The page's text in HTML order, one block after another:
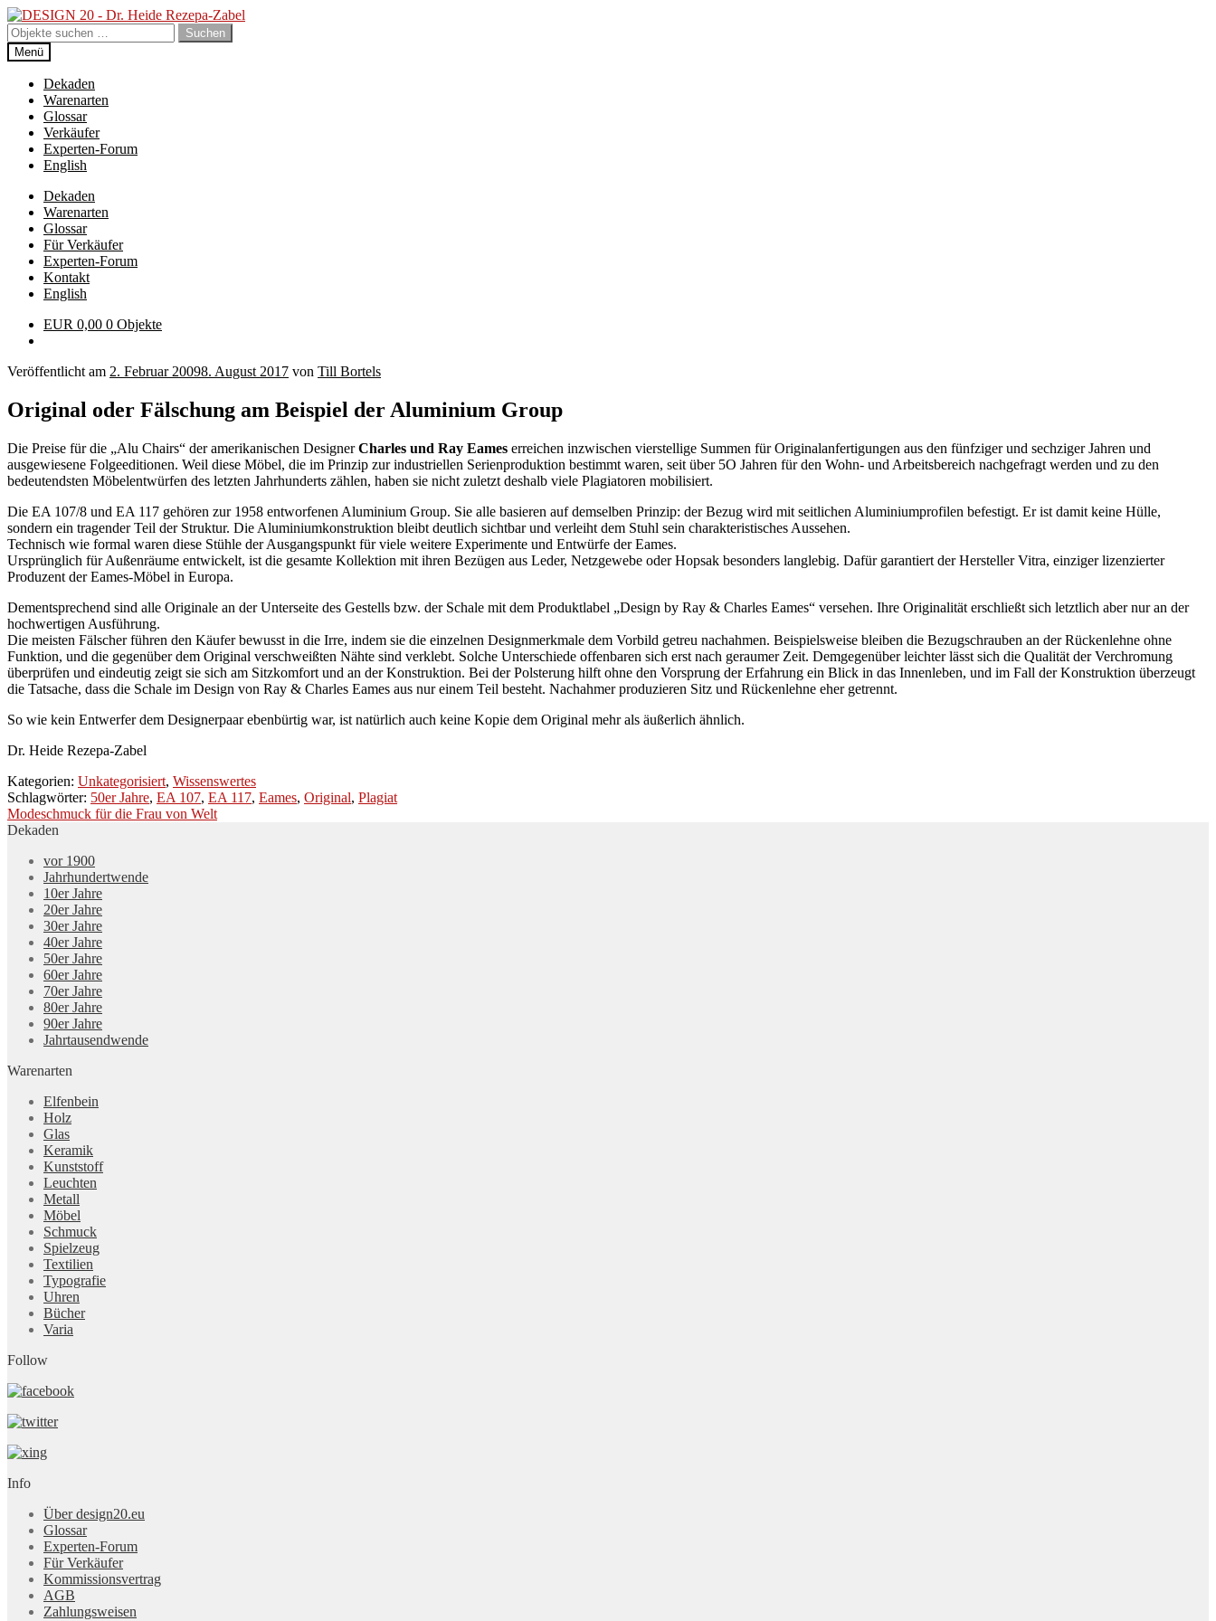
Zur
Navigation
springen
Zum
Inhalt
springen
Suchen
nach:
Suchen
Menü
Dekaden
Warenarten
Glossar
Verkäufer
Experten-Forum
English
Dekaden
Warenarten
Glossar
Für Verkäufer
Experten-Forum
Kontakt
English
EUR 0,00 0 Objekte
Veröffentlicht am 2. Februar 20098. August 2017 von Till Bortels
Original oder Fälschung am Beispiel der Aluminium Group
Die Preise für die „Alu Chairs“ der amerikanischen DesignerCharles und Ray Eames erreichen inzwischen vierstellige Summen für Originalanfertigungen aus den fünfziger und sechziger Jahren und
ausgewiesene Folgeeditionen. Weil diese Möbel, die im Prinzip zur industriellen Serienproduktion bestimmt waren, seit über 5O Jahren für den Wohn- und Arbeitsbereich nachgefragt werden und zu den
bedeutendsten Möbelentwürfen des letzten Jahrhunderts zählen, haben sie nicht zuletzt deshalb viele Plagiatoren mobilisiert.
Die EA 107/8 und EA 117 gehören zur 1958 entworfenen Aluminium Group. Sie alle basieren auf demselben Prinzip: der Bezug wird mit seitlichen Aluminiumprofilen befestigt. Er ist damit keine Hülle,
sondern ein tragender Teil der Struktur. Die Aluminiumkonstruktion bleibt deutlich sichtbar und verleiht dem Stuhl sein charakteristisches Aussehen.
Technisch wie formal waren diese Stühle der Ausgangspunkt für viele weitere Experimente und Entwürfe der Eames.
Ursprünglich für Außenräume entwickelt, ist die gesamte Kollektion mit ihren Bezügen aus Leder, Netzgewebe oder Hopsak besonders langlebig. Dafür garantiert der Hersteller Vitra, einziger lizenzierter
Produzent der Eames-Möbel in Europa.
Dementsprechend sind alle Originale an der Unterseite des Gestells bzw. der Schale mit dem Produktlabel „Design by Ray & Charles Eames“ versehen. Ihre Originalität erschließt sich letztlich aber nur an der
hochwertigen Ausführung.
Die meisten Fälscher führen den Käufer bewusst in die Irre, indem sie die einzelnen Designmerkmale dem Vorbild getreu nachahmen. Beispielsweise bleiben die Bezugschrauben an der Rückenlehne ohne
Funktion, und die gegenüber dem Original verschweißten Nähte sind verklebt. Solche Unterschiede offenbaren sich erst nach geraumer Zeit. Demgegenüber leichter lässt sich die Qualität der Verchromung
überprüfen und eindeutig zeigt sie sich am Sitzkomfort und an der Konstruktion. Bei der Polsterung hilft ohne den Vorsprung der Erfahrung ein Blick in das Innenleben, und im Fall der Konstruktion überzeugt
die Tatsache, dass die Schale im Design von Ray & Charles Eames aus nur einem Teil besteht. Nachahmer produzieren Sitz und Rückenlehne eher getrennt.
So wie kein Entwerfer dem Designerpaar ebenbürtig war, ist natürlich auch keine Kopie dem Original mehr als äußerlich ähnlich.
Dr. Heide Rezepa-Zabel
Kategorien: Unkategorisiert, Wissenswertes
Schlagwörter: 50er Jahre, EA 107, EA 117, Eames, Original, Plagiat
Beitragsnavigation
Nächster
Beitrag:
Modeschmuck für die Frau von Welt
Dekaden
vor 1900
Jahrhundertwende
10er Jahre
20er Jahre
30er Jahre
40er Jahre
50er Jahre
60er Jahre
70er Jahre
80er Jahre
90er Jahre
Jahrtausendwende
Warenarten
Elfenbein
Holz
Glas
Keramik
Kunststoff
Leuchten
Metall
Möbel
Schmuck
Spielzeug
Textilien
Typografie
Uhren
Bücher
Varia
Follow
Info
Über design20.eu
Glossar
Experten-Forum
Für Verkäufer
Kommissionsvertrag
AGB
Zahlungsweisen